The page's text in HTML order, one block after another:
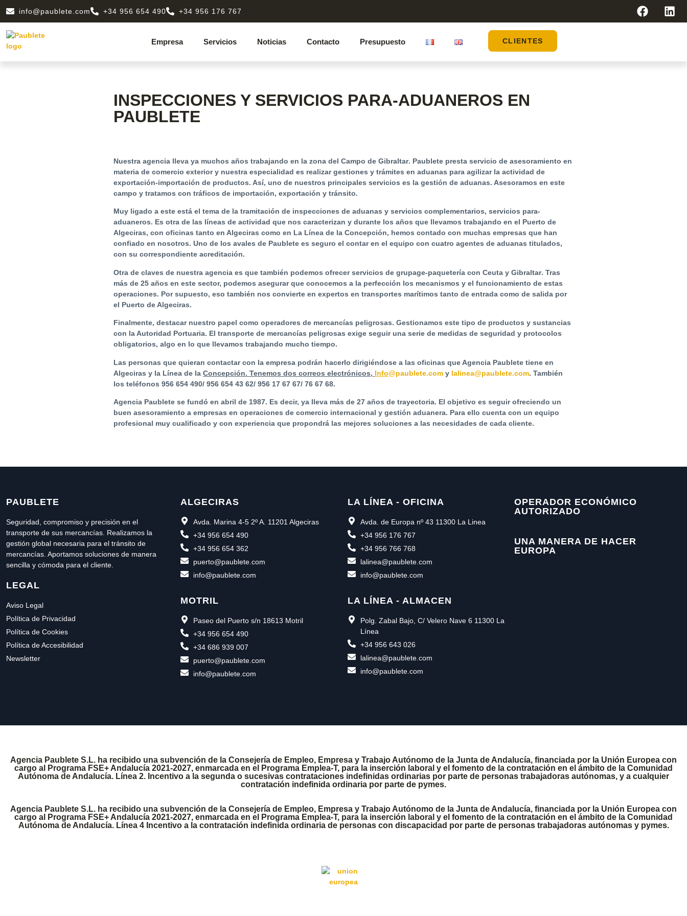
info@paublete.com +34 956 654 490 +34 956 176 767
Empresa Servicios Noticias Contacto Presupuesto CLIENTES
INSPECCIONES Y SERVICIOS PARA-ADUANEROS EN
PAUBLETE
Nuestra agencia lleva ya muchos años trabajando en la zona del Campo de Gibraltar. Paublete presta servicio de asesoramiento en
materia de comercio exterior y nuestra especialidad es realizargestiones y trámites en aduanas para agilizar la actividad de
exportación-importación de productos. Así, uno de nuestros principales servicios es la gestión de aduanas. Asesoramos en este
campo y tratamos con tráficos de importación, exportación y tránsito.
Muy ligado a este está el tema de la tramitación de inspecciones de aduanas y servicios complementarios, servicios para-
aduaneros. Es otra de las líneas de actividad que nos caracterizan y durante los años que llevamos trabajando en el Puerto de
Algeciras, con oficinas tanto en Algeciras como en La Línea de la Concepción, hemos contado con muchas empresas que han
confiado en nosotros. Uno de los avales de Paublete es seguro el contar en el equipo con cuatro agentes de aduanas titulados,
con su correspondiente acreditación.
Otra de claves de nuestra agencia es que también podemos ofrecerservicios de grupage-paquetería con Ceuta y Gibraltar. Tras
más de 25 años en este sector, podemos asegurar que conocemos a la perfección los mecanismos y el funcionamiento de estas
operaciones. Por supuesto, eso también nos convierte en expertos en transportes marítimos tanto de entrada como de salida por
el Puerto de Algeciras.
Finalmente, destacar nuestro papel como operadores de mercancías peligrosas. Gestionamos este tipo de productos y sustancias
con la Autoridad Portuaria. El transporte de mercancías peligrosas exige seguir una serie de medidas de seguridad y protocolos
obligatorios, algo en lo que llevamos trabajando mucho tiempo.
Las personas que quieran contactar con la empresa podrán hacerlo dirigiéndose a las oficinas que Agencia Paublete tiene en
Algeciras y la Línea de la Concepción. Tenemos dos correos electrónicos, Info@paublete.com y lalinea@paublete.com. También
los teléfonos 956 654 490/ 956 654 43 62/ 956 17 67 67/ 76 67 68.
Agencia Paublete se fundó en abril de 1987. Es decir, ya lleva más de 27 años de trayectoria. El objetivo es seguir ofreciendo un
buen asesoramiento a empresas en operaciones de comercio internacional y gestión aduanera. Para ello cuenta con un equipo
profesional muy cualificado y con experiencia que propondrá las mejores soluciones a las necesidades de cada cliente.
PAUBLETE
Seguridad, compromiso y precisión en el
transporte de sus mercancías. Realizamos la
gestión global necesaria para el tránsito de
mercancías. Aportamos soluciones de manera
sencilla y cómoda para el cliente.
LEGAL
Aviso Legal
Política de Privacidad
Política de Cookies
Política de Accesibilidad
Newsletter
ALGECIRAS
Avda. Marina 4-5 2º A. 11201 Algeciras
+34 956 654 490
+34 956 654 362
puerto@paublete.com
info@paublete.com
MOTRIL
Paseo del Puerto s/n 18613 Motril
+34 956 654 490
+34 686 939 007
puerto@paublete.com
info@paublete.com
LA LÍNEA - OFICINA
Avda. de Europa nº 43 11300 La Linea
+34 956 176 767
+34 956 766 768
lalinea@paublete.com
info@paublete.com
LA LÍNEA - ALMACEN
Polg. Zabal Bajo, C/ Velero Nave 6 11300 La
Línea
+34 956 643 026
lalinea@paublete.com
info@paublete.com
OPERADOR ECONÓMICO
AUTORIZADO
UNA MANERA DE HACER
EUROPA
Agencia Paublete S.L. ha recibido una subvención de la Consejería de Empleo, Empresa y Trabajo Autónomo de la Junta de Andalucía, financiada por la Unión Europea con
cargo al Programa FSE+ Andalucía 2021-2027, enmarcada en el Programa Emplea-T, para la inserción laboral y el fomento de la contratación en el ámbito de la Comunidad
Autónoma de Andalucía. Línea 2. Incentivo a la segunda o sucesivas contrataciones indefinidas ordinarias por parte de personas trabajadoras autónomas, y a cualquier
contratación indefinida ordinaria por parte de pymes.
Agencia Paublete S.L. ha recibido una subvención de la Consejería de Empleo, Empresa y Trabajo Autónomo de la Junta de Andalucía, financiada por la Unión Europea con
cargo al Programa FSE+ Andalucía 2021-2027, enmarcada en el Programa Emplea-T, para la inserción laboral y el fomento de la contratación en el ámbito de la Comunidad
Autónoma de Andalucía. Línea 4 Incentivo a la contratación indefinida ordinaria de personas con discapacidad por parte de personas trabajadoras autónomas y pymes.